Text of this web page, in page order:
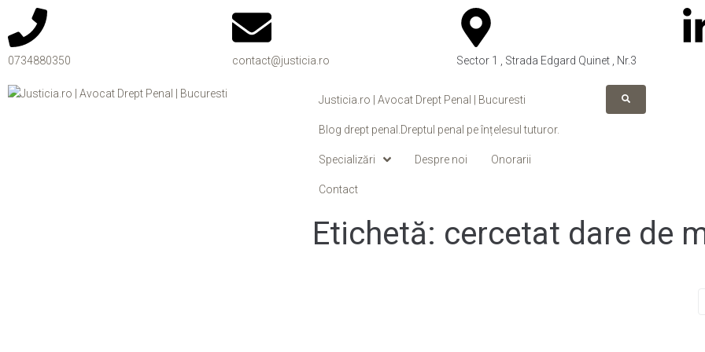
0734880350 contact@justicia.ro Sector 1 , Strada Edgard Quinet , Nr.3
Justicia.ro | Avocat Drept Penal | Bucuresti
Blog drept penal.Dreptul penal pe înțelesul tuturor.
Specializări Despre noi Onorarii
Contact
Etichetă: cercetat dare de